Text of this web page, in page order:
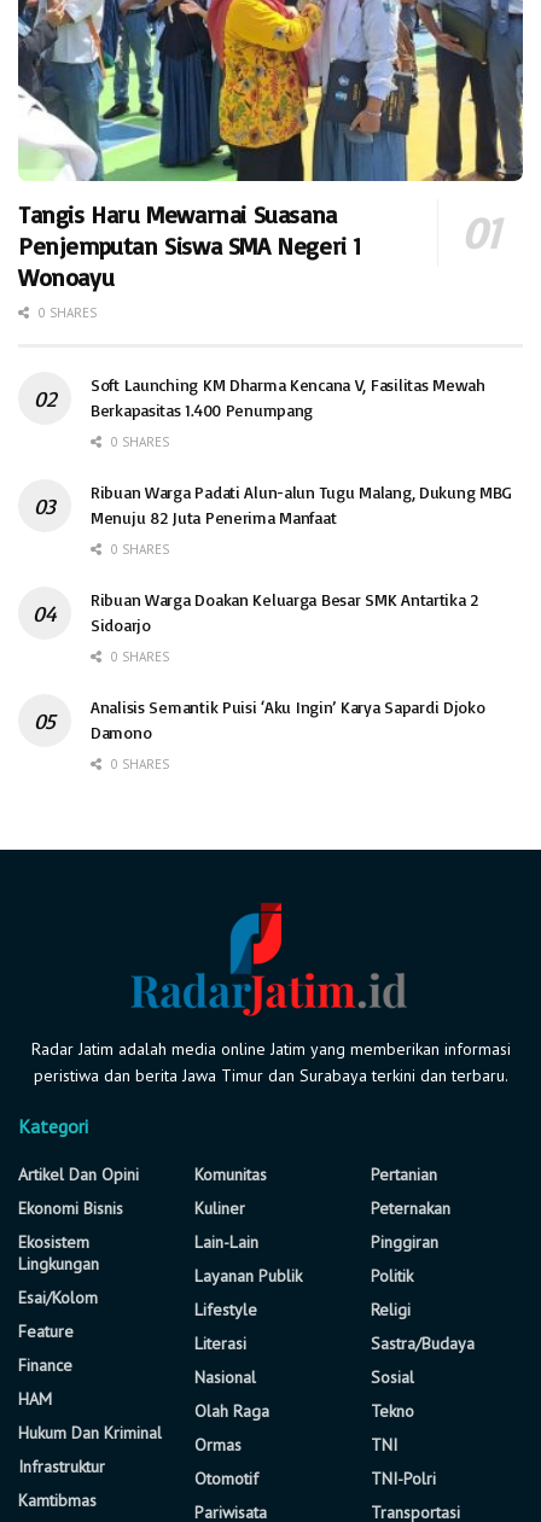
Tangis Haru Mewarnai Suasana
Penjemputan Siswa SMA Negeri 1
Wonoayu
0 SHARES
Soft Launching KM Dharma Kencana V, Fasilitas Mewah
Berkapasitas 1.400 Penumpang
0 SHARES
Ribuan Warga Padati Alun-alun Tugu Malang, Dukung MBG
Menuju 82 Juta Penerima Manfaat
0 SHARES
Ribuan Warga Doakan Keluarga Besar SMK Antartika 2
Sidoarjo
0 SHARES
Analisis Semantik Puisi ‘Aku Ingin’ Karya Sapardi Djoko
Damono
0 SHARES
Radar Jatim adalah media online Jatim yang memberikan informasi
peristiwa dan berita Jawa Timur dan Surabaya terkini dan terbaru.
Kategori
Artikel Dan Opini
Ekonomi Bisnis
Ekosistem
Lingkungan
Esai/Kolom
Feature
Finance
HAM
Hukum Dan Kriminal
Infrastruktur
Kamtibmas
Komunitas
Kuliner
Lain-Lain
Layanan Publik
Lifestyle
Literasi
Nasional
Olah Raga
Ormas
Otomotif
Pariwisata
Pertanian
Peternakan
Pinggiran
Politik
Religi
Sastra/Budaya
Sosial
Tekno
TNI
TNI-Polri
Transportasi